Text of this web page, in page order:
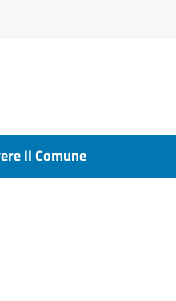
il Comune